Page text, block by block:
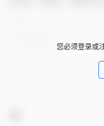
您必须登录或